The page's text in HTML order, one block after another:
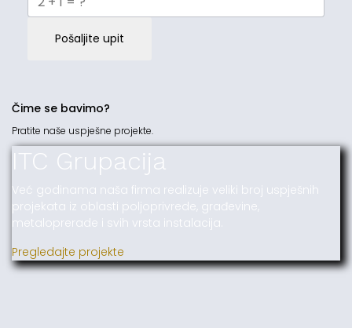
Pošaljite upit
Čime se bavimo?
Pratite naše uspješne projekte.
ITC Grupacija
Već godinama naša firma realizuje veliki broj uspješnih
projekata iz oblasti poljoprivrede, građevine,
metaloprerade i svih vrsta instalacija.
Pregledajte projekte